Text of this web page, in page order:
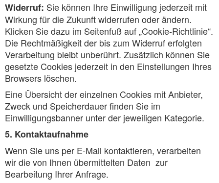
Widerruf: Sie können Ihre Einwilligung jederzeit mit
Wirkung für die Zukunft widerrufen oder ändern.
Klicken Sie dazu im Seitenfuß auf „Cookie-Richtlinie“.
Die Rechtmäßigkeit der bis zum Widerruf erfolgten
Verarbeitung bleibt unberührt. Zusätzlich können Sie
gesetzte Cookies jederzeit in den Einstellungen Ihres
Browsers löschen.
Eine Übersicht der einzelnen Cookies mit Anbieter,
Zweck und Speicherdauer finden Sie im
Einwilligungsbanner unter der jeweiligen Kategorie.
5. Kontaktaufnahme
Wenn Sie uns per E-Mail kontaktieren, verarbeiten
wir die von Ihnen übermittelten Daten zur
Bearbeitung Ihrer Anfrage.